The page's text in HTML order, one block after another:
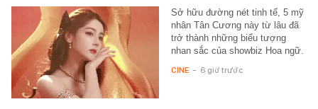
Sở hữu đường nét tinh tế, 5 mỹ
nhân Tân Cương này từ lâu đã
trở thành những biểu tượng
nhan sắc của showbiz Hoa ngữ.
CINE - 6 giờ trước